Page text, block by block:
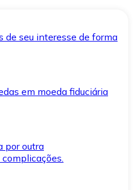
de seu interesse de forma
em moeda fiduciária
por outra